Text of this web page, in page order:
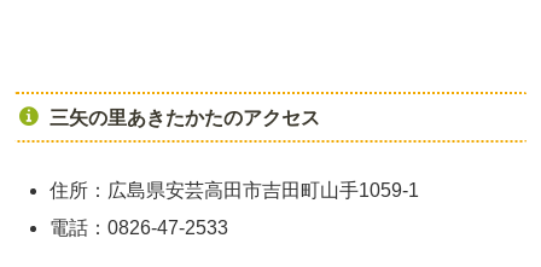
三矢の里あきたかたのアクセス
住所：広島県安芸高田市吉田町山手1059-1
電話：0826-47-2533